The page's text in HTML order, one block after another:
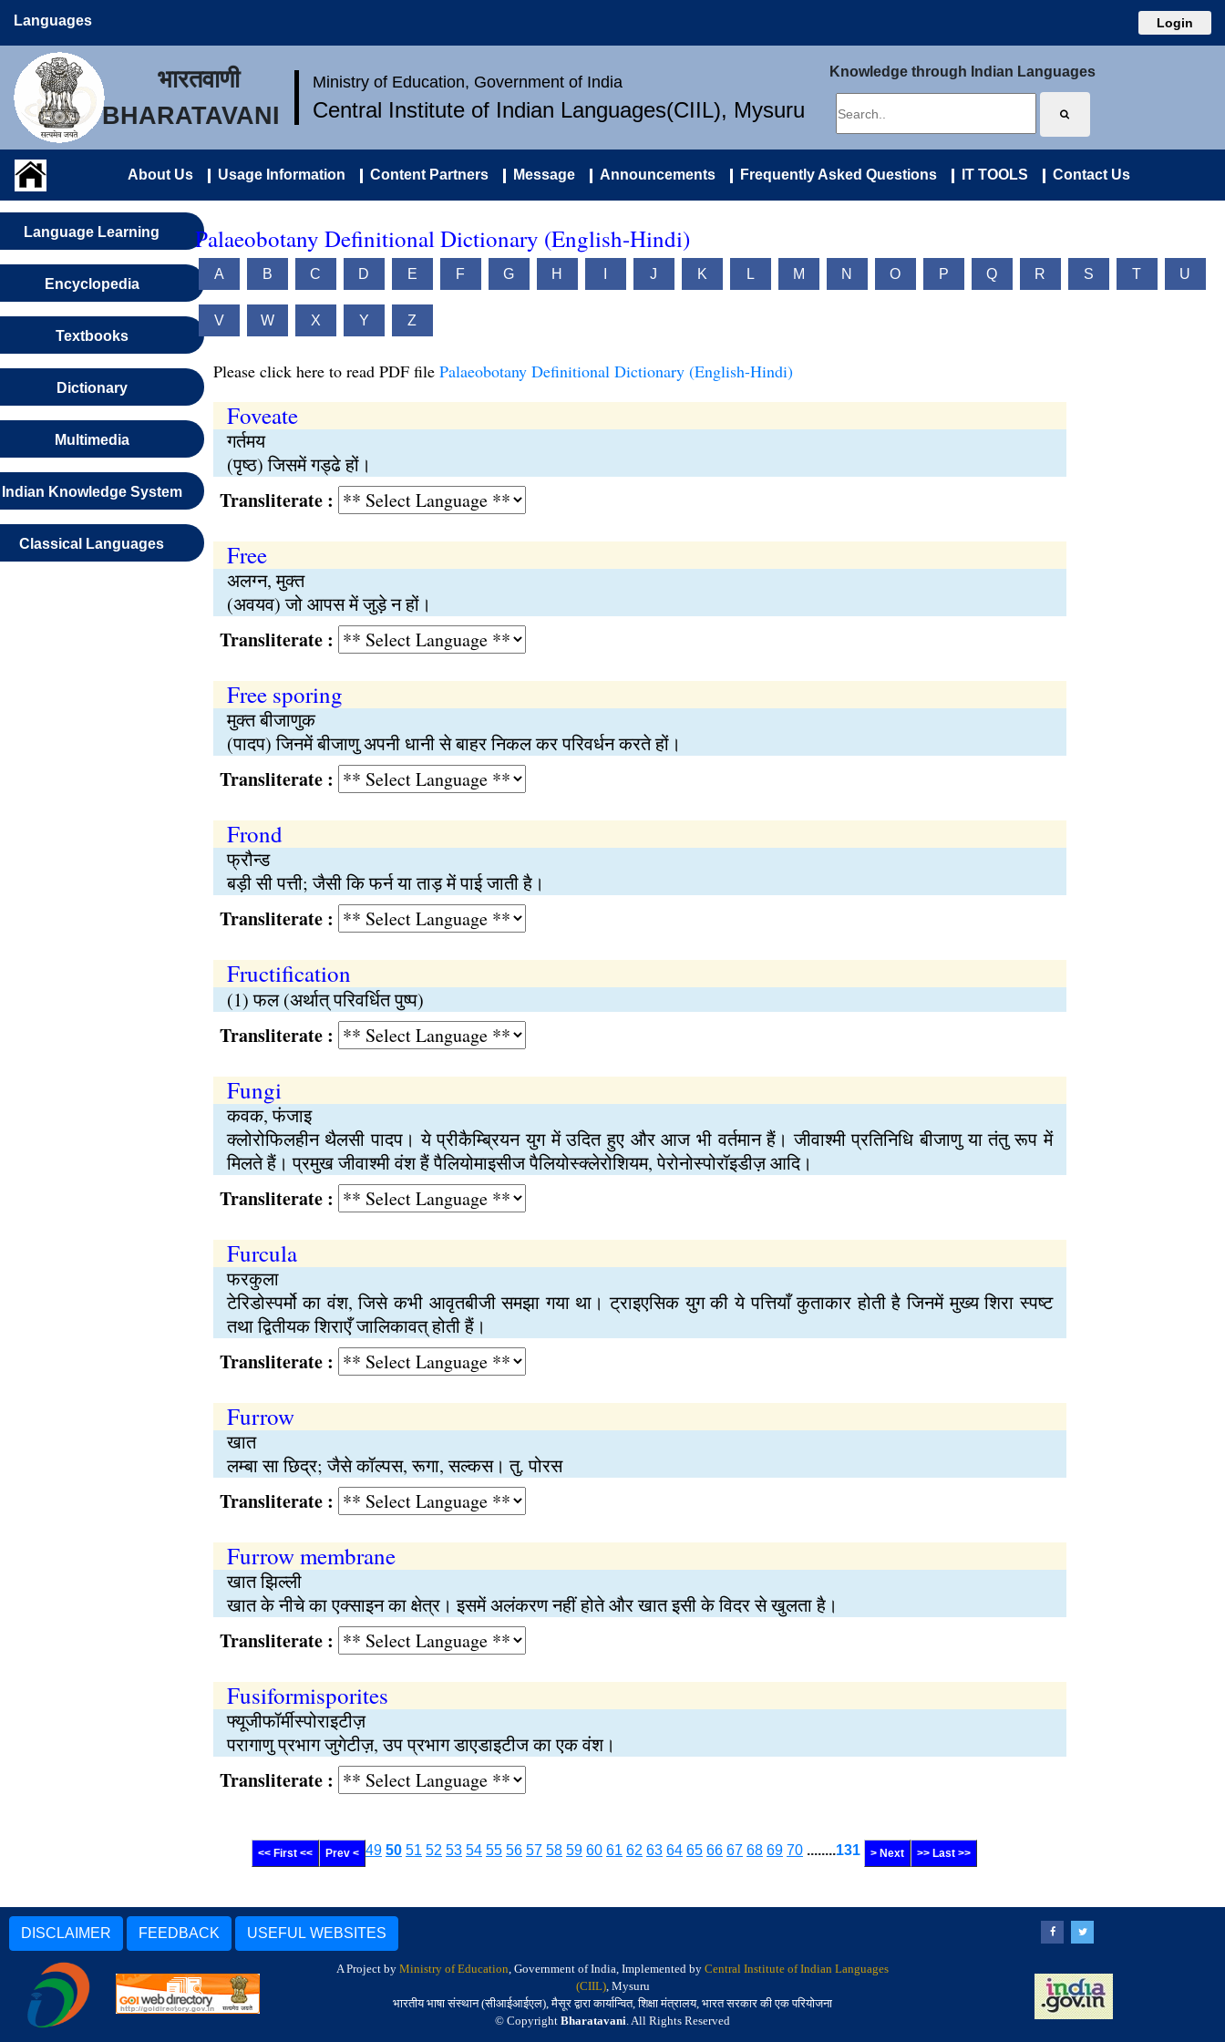
Languages Login
भारतवाणी
BHARATAVANI
Ministry of Education, Government of India
Central Institute of Indian Languages(CIIL), Mysuru
Knowledge through Indian Languages
About Us Usage Information Content Partners Message Announcements Frequently Asked Questions IT TOOLS Contact Us
Language Learning
Encyclopedia
Textbooks
Dictionary
Multimedia
Indian Knowledge System
Classical Languages
Palaeobotany Definitional Dictionary (English-Hindi)
A B C D E F G H J K L M N O P Q R S T U
V W X Y Z
Please click here to read PDF file Palaeobotany Definitional Dictionary (English-Hindi)
Foveate
गर्तमय
(पृष्ठ) जिसमें गड्ढे हों।
Transliterate :
Free
अलग्न, मुक्त
(अवयव) जो आपस में जुड़े न हों।
Transliterate :
Free sporing
मुक्त बीजाणुक
(पादप) जिनमें बीजाणु अपनी धानी से बाहर निकल कर परिवर्धन करते हों।
Transliterate :
Frond
फ्रौन्ड
बड़ी सी पत्ती; जैसी कि फर्न या ताड़ में पाई जाती है।
Transliterate :
Fructification
(1) फल (अर्थात् परिवर्धित पुष्प)
Transliterate :
Fungi
कवक, फंजाइ
क्लोरोफिलहीन थैलसी पादप। ये प्रीकैम्ब्रियन युग में उदित हुए और आज भी वर्तमान हैं। जीवाश्मी प्रतिनिधि बीजाणु या तंतु रूप में
मिलते हैं। प्रमुख जीवाश्मी वंश हैं पैलियोमाइसीज पैलियोस्क्लेरोशियम, पेरोनोस्पोरॉइडीज़ आदि।
Transliterate :
Furcula
फरकुला
टेरिडोस्पर्मो का वंश, जिसे कभी आवृतबीजी समझा गया था। ट्राइएसिक युग की ये पत्तियाँ कुताकार होती है जिनमें मुख्य शिरा स्पष्ट
तथा द्वितीयक शिराएँ जालिकावत् होती हैं।
Transliterate :
Furrow
खात
लम्बा सा छिद्र; जैसे कॉल्पस, रूगा, सल्कस। तु. पोरस
Transliterate :
Furrow membrane
खात झिल्ली
खात के नीचे का एक्साइन का क्षेत्र। इसमें अलंकरण नहीं होते और खात इसी के विदर से खुलता है।
Transliterate :
Fusiformisporites
फ्यूजीफॉर्मीस्पोराइटीज़
परागाणु प्रभाग जुगेटीज़, उप प्रभाग डाएडाइटीज का एक वंश।
Transliterate :
<< First << Prev < 49 50 51 52 53 54 55 56 57 58 59 60 61 62 63 64 65 66 67 68 69 70 ........131 > Next >> Last >>
DISCLAIMER FEEDBACK USEFUL WEBSITES
A Project by Ministry of Education, Government of India, Implemented by Central Institute of Indian Languages
(CIIL), Mysuru
भारतीय भाषा संस्थान (सीआईआईएल), मैसूर द्वारा कार्यान्वित, शिक्षा मंत्रालय, भारत सरकार की एक परियोजना
© Copyright Bharatavani. All Rights Reserved